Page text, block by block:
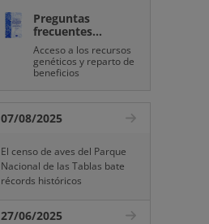
Preguntas
frecuentes...
Acceso a los recursos
genéticos y reparto de
beneficios
07/08/2025
El censo de aves del Parque
Nacional de las Tablas bate
récords históricos
27/06/2025